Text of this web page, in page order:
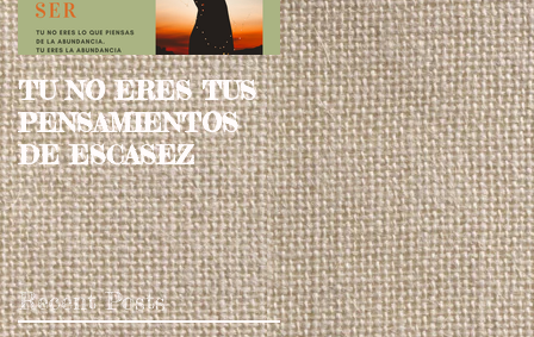
TU NO ERES TUS
PENSAMIENTOS
DE ESCASEZ
CONCRETANDO T
US SUEÑOS A
TRAVES DE TU
CHAKRA SACRO
Recent Posts